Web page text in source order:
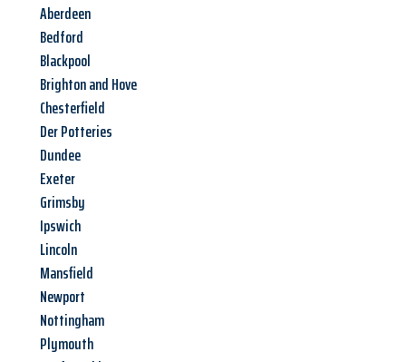
Aberdeen
Bedford
Blackpool
Brighton and Hove
Chesterfield
Der Potteries
Dundee
Exeter
Grimsby
Ipswich
Lincoln
Mansfield
Newport
Nottingham
Plymouth